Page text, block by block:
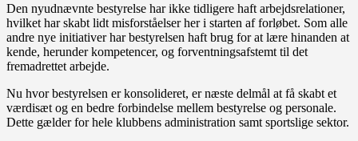
Den nyudnævnte bestyrelse har ikke tidligere haft arbejdsrelationer,
hvilket har skabt lidt misforståelser her i starten af forløbet. Som alle
andre nye initiativer har bestyrelsen haft brug for at lære hinanden at
kende, herunder kompetencer, og forventningsafstemt til det
fremadrettet arbejde.
Nu hvor bestyrelsen er konsolideret, er næste delmål at få skabt et
værdisæt og en bedre forbindelse mellem bestyrelse og personale.
Dette gælder for hele klubbens administration samt sportslige sektor.